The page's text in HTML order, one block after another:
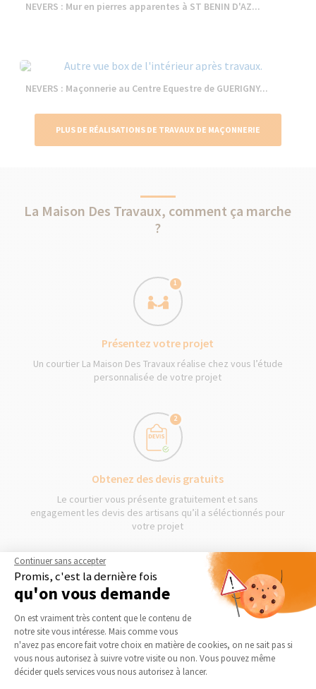
NEVERS : Mur en pierres apparentes à ST BENIN D'AZ...
NEVERS : Maçonnerie au Centre Equestre de GUERIGNY...
PLUS DE RÉALISATIONS DE TRAVAUX DE MAÇONNERIE
La Maison Des Travaux, comment ça marche
?
1
Présentez votre projet
Un courtier La Maison Des Travaux réalise chez vous l’étude
personnalisée de votre projet
2
Obtenez des devis gratuits
Le courtier vous présente gratuitement et sans
engagement les devis des artisans qu’il a séléctionnés pour
votre projet
Démarrage des travaux
Séléctionnez en toute liberté vos artisans et les travaux
peuvent commencer !
Continuer sans accepter
Promis, c'est la dernière fois
qu'on vous demande
Plateforme de Gestion du
On est vraiment très content que le contenu de
notre site vous intéresse. Mais comme vous
n'avez pas encore fait votre choix en matière de cookies, on ne sait pas si
vous nous autorisez à suivre votre visite ou non. Vous pouvez même
décider quels services vous nous autorisez à lancer.
Axeptio consent